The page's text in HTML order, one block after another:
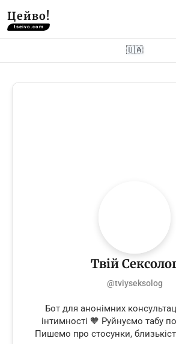
Цейво!
tseivo.com
🇺🇦
Твій
@tviyseksolog
Бот для анонімних
інтимності 🧡 Руйнуємо табу
Пишемо про стосунки,